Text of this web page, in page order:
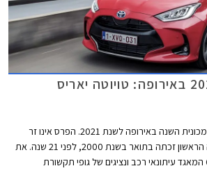
מכונית השנה 2021 באירופה: טויוטה יאריס
טויוטה יאריס החדשה היא מכונית השנה באירופה לשנת 2021. הפרס אינו זר
לטויוטה יאריס, שכן בדורה הראשון זכתה בתואר בשנת 2000, לפני 21 שנה. את
התואר מעניק ארגון COTY המאגד עיתונאי רכב ונציגים של גופי תקשורת